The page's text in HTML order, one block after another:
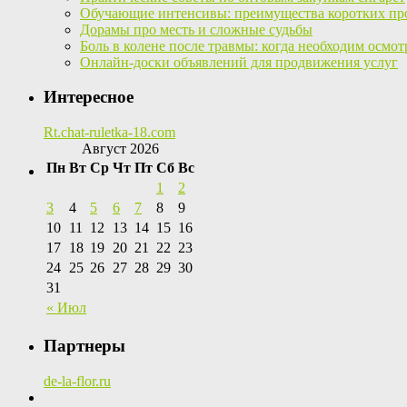
Обучающие интенсивы: преимущества коротких
Дорамы про месть и сложные судьбы
Боль в колене после травмы: когда необходим
Онлайн-доски объявлений для продвижения услуг
Интересное
Rt.chat-ruletka-18.com
Август 2026
Пн Вт Ср Чт Пт Сб Вс
« Июл
1
2
3
4 5 6 7 8
9
10 11 12 13 14 15 16
17 18 19 20 21 22 23
24 25 26 27 28 29 30
31
Партнеры
de-la-flor.ru